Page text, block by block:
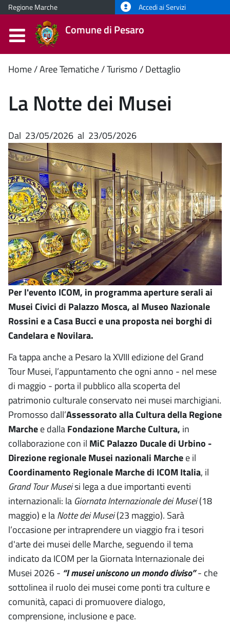
Regione Marche Accedi ai Servizi
Comune di Pesaro
Contenuto
principale
Home Aree Tematiche Turismo Dettaglio
La Notte dei Musei
Dal 23/05/2026 al 23/05/2026
Per l'evento ICOM, in programma aperture serali ai
Musei Civici di Palazzo Mosca, al Museo Nazionale
Rossini e a Casa Bucci e una proposta nei borghi di
Candelara e Novilara.
Fa tappa anche a Pesaro la XVIII edizione del Grand
Tour Musei, l’appuntamento che ogni anno - nel mese
di maggio - porta il pubblico alla scoperta del
patrimonio culturale conservato nei musei marchigiani.
Promosso dall’Assessorato alla Cultura della Regione
Marchee dallaFondazione Marche Cultura, in
collaborazione con il MiC Palazzo Ducale di Urbino -
Direzione regionale Musei nazionali Marchee il
Coordinamento Regionale Marche di ICOM Italia, il
Grand Tour Museisi lega a due importanti eventi
internazionali: la Giornata Internazionale dei Musei(18
maggio) e laNotte dei Musei(23 maggio). Sarà
l’occasione per intraprendere un viaggio fra i tesori
d'arte dei musei delle Marche, seguendo il tema
indicato da ICOM per la Giornata Internazionale dei
Musei 2026 - “I musei uniscono un mondo diviso”- che
sottolinea il ruolo dei musei come ponti tra culture e
comunità, capaci di promuovere dialogo,
comprensione, inclusione e pace.